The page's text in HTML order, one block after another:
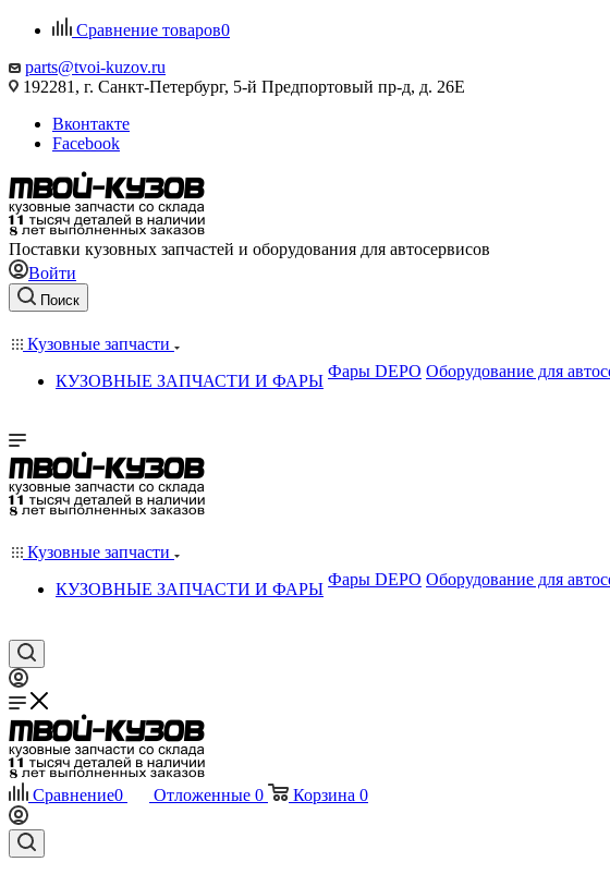
Сравнение товаров0
parts@tvoi-kuzov.ru
192281, г. Санкт-Петербург, 5-й Предпортовый пр-д, д. 26Е
Вконтакте
Facebook
Поставки кузовных запчастей и оборудования для автосервисов
Войти
Поиск
Кузовные запчасти
КУЗОВНЫЕ ЗАПЧАСТИ И ФАРЫ
Фары DEPO Оборудование для
Кузовные запчасти
КУЗОВНЫЕ ЗАПЧАСТИ И ФАРЫ
Фары DEPO Оборудование для
Сравнение0 Отложенные 0 Корзина 0